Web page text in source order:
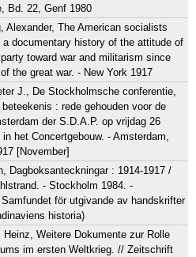
Bd. 22, Genf 1980
Alexander, The American socialists
a documentary history of the attitude of
toward war and militarism since
the great war. - New York 1917
J., De Stockholmsche conferentie,
: rede gehouden voor de
der S.D.A.P. op vrijdag 26
het Concertgebouw. - Amsterdam,
[November]
Dagboksanteckningar : 1914-1917 /
- Stockholm 1984. -
för utgivande av handskrifter
historia)
Heinz, Weitere Dokumente zur Rolle
im ersten Weltkrieg. // Zeitschrift